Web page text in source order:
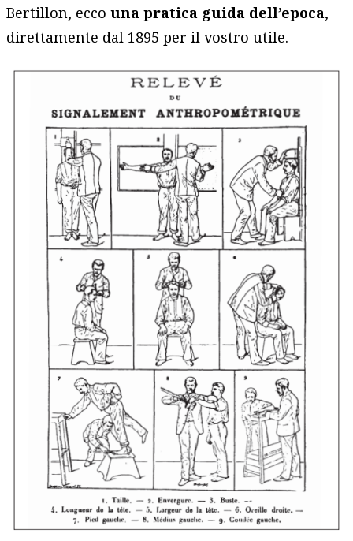
Bertillon, eccouna pratica guida dell’epoca,
direttamente dal 1895 per il vostro utile.